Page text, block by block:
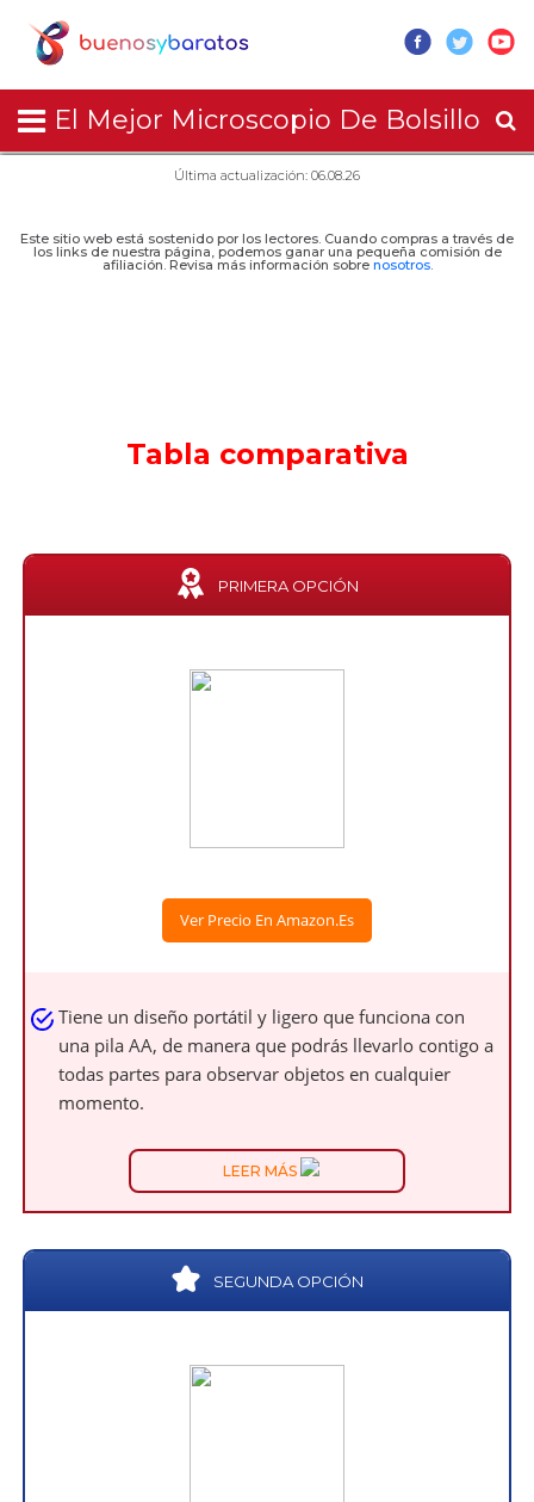
El Mejor Microscopio De Bolsillo
Última actualización: 06.08.26
Este sitio web está sostenido por los lectores. Cuando compras a través de
los links de nuestra página, podemos ganar una pequeña comisión de
afiliación. Revisa más información sobre nosotros.
Tabla comparativa
PRIMERA OPCIÓN
Ver Precio En Amazon.es
Tiene un diseño portátil y ligero que funciona con
una pila AA, de manera que podrás llevarlo contigo a
todas partes para observar objetos en cualquier
momento.
LEER MÁS
SEGUNDA OPCIÓN